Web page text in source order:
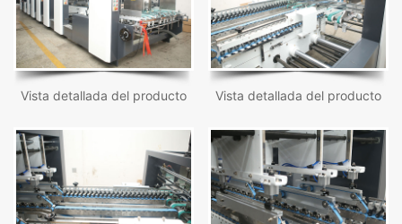
Vista detallada del producto Vista detallada del producto